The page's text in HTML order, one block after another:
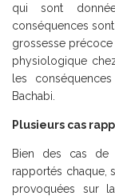
qui sont
conséquences
grossesse précoce
physiologique
les
Bachabi.
Plusieurs cas
Bien des cas de
rapportés chaque,
provoquées sur